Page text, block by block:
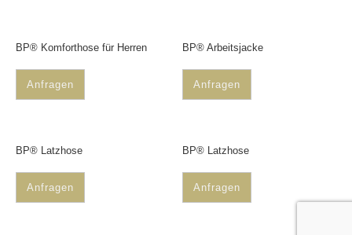
BP® Komforthose für Herren
Anfragen
BP® Arbeitsjacke
Anfragen
BP® Latzhose
Anfragen
BP® Latzhose
Anfragen